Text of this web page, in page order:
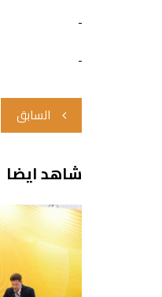
تصفّح
المقالات
السابق
شاهد ايضا